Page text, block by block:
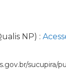
NP) : Ace
sucupira/